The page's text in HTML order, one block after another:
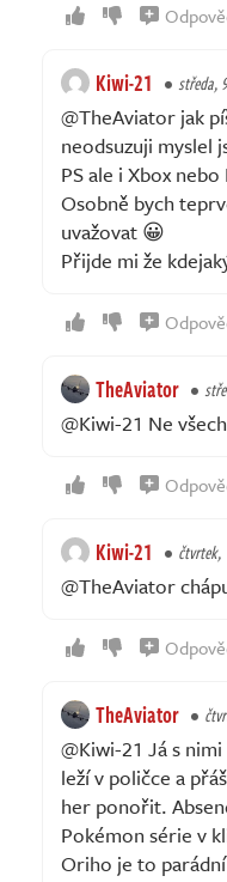
Kiwi-21 středa,
@TheAviator jak
neodsuzuji myslel
PS ale i Xbox nebo
Osobně bych
uvažovat 😀
Přijde mi že
TheAviator
@Kiwi-21 Ne
Kiwi-21 čtvrtek,
@TheAviator
TheAviator
@Kiwi-21 Já s
leží v poličce a
her ponořit.
Pokémon série v
Oriho je to